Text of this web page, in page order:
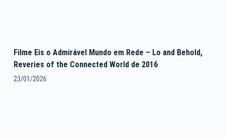
Filme Eis o Admirável Mundo em Rede – Lo and Behold,
Reveries of the Connected World de 2016
23/01/2026